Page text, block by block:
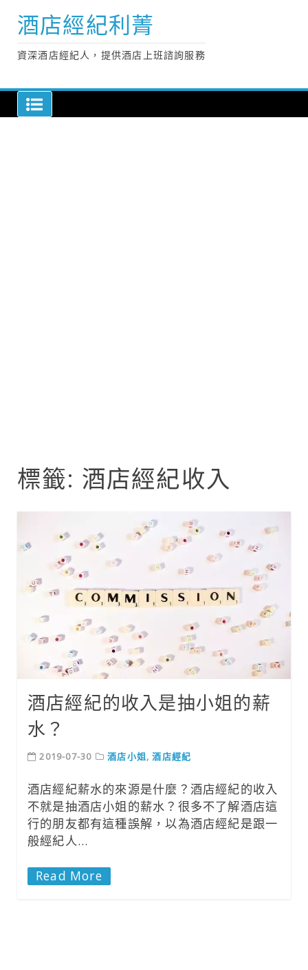
content
酒店經紀利菁
資深酒店經紀人，提供酒店上班諮詢服務
標籤: 酒店經紀收入
酒店經紀的收入是抽小姐的薪
水？
2019-07-30 酒店小姐,酒店經紀
酒店經紀薪水的來源是什麼？酒店經紀的收入
不就是抽酒店小姐的薪水？很多不了解酒店這
行的朋友都有這種誤解，以為酒店經紀是跟一
般經紀人…
Read More